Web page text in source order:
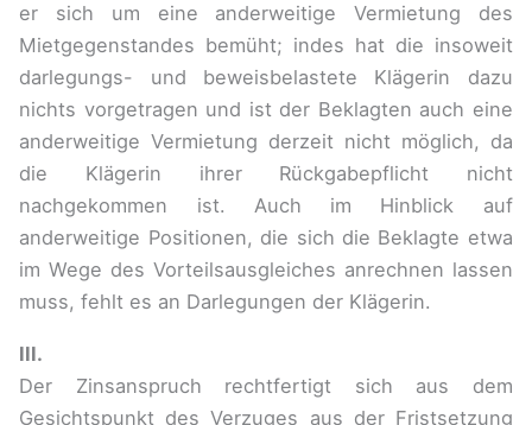
er sich um eine anderweitige Vermietung des
Mietgegenstandes bemüht; indes hat die insoweit
darlegungs- und beweisbelastete Klägerin dazu
nichts vorgetragen und ist der Beklagten auch eine
anderweitige Vermietung derzeit nicht möglich, da
die Klägerin ihrer Rückgabepflicht nicht
nachgekommen ist. Auch im Hinblick auf
anderweitige Positionen, die sich die Beklagte etwa
im Wege des Vorteilsausgleiches anrechnen lassen
muss, fehlt es an Darlegungen der Klägerin.
III.
Der Zinsanspruch rechtfertigt sich aus dem
Gesichtspunkt des Verzuges aus der Fristsetzung